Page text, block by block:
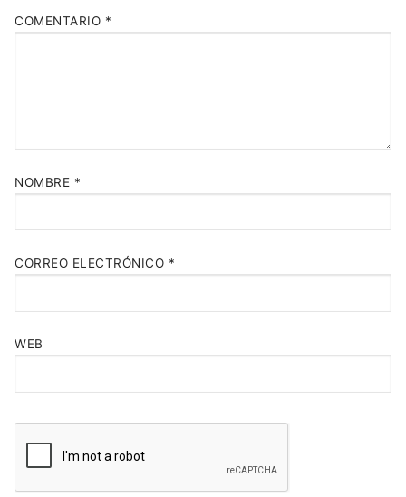
COMENTARIO *
NOMBRE *
CORREO ELECTRÓNICO *
WEB